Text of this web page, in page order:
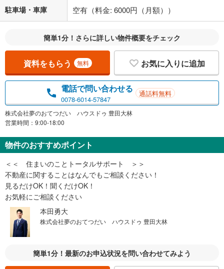
駐車場・車庫 空有（料金: 6000円（月額））
簡単1分！さらに詳しい物件概要をチェック
資料をもらう 無料 お気に入りに追加
電話で問い合わせる
0078-6014-57847
通話料無料
株式会社夢のおてつだい ハウスドゥ 豊田大林
営業時間：9:00-18:00
物件のおすすめポイント
＜＜ 住まいのことトータルサポート ＞＞
不動産に関することはなんでもご相談ください！
見るだけOK！聞くだけOK！
お気軽にご相談ください
本田勇大
株式会社夢のおてつだい ハウスドゥ 豊田大林
簡単1分！最新のお申込状況を問い合わせてみよう